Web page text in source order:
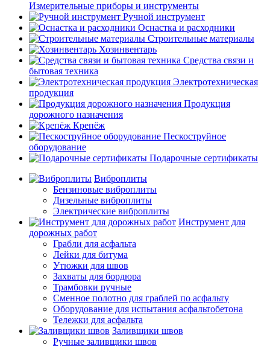
Измерительные приборы и инструменты
Ручной инструмент
Оснастка и расходники
Строительные материалы
Хозинвентарь
Средства связи и
бытовая техника
Электротехническая
продукция
Продукция
дорожного назначения
Крепёж
Пескоструйное
оборудование
Подарочные сертификаты
Виброплиты
Бензиновые виброплиты
Дизельные виброплиты
Электрические виброплиты
Инструмент для
дорожных работ
Грабли для асфальта
Лейки для битума
Утюжки для швов
Захваты для бордюра
Трамбовки ручные
Сменное полотно для граблей по асфальту
Оборудование для испытания асфальтобетона
Тележки для асфальта
Заливщики швов
Ручные заливщики швов